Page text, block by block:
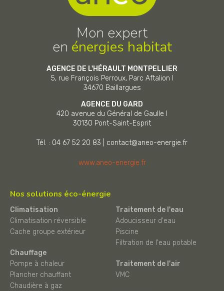
Mon expert
en énergies habitat
AGENCE DE L'HÉRAULT MONTPELLIER
5, rue François Perroux, Parc Aftalion I
34670 Baillargues
AGENCE DU GARD
420 avenue du Général de Gaulle I
30130 Pont-Saint-Esprit
Tél. : 04 67 52 20 83 contact@aneo-energie.fr
www.aneo-energie.fr
Nos solutions éco-énergie
Climatisation
Climatisation réversible
Cache groupe extérieur
Chauffage
Pompe à chaleur
Plancher chauffant
Chaudière à gaz
Traitement de l'eau
Adoucisseur d'eau
Piscine
Filtration de l'eau potable
Traitement de l'air
VMC